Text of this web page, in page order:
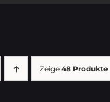
Zeige 48 Produkte